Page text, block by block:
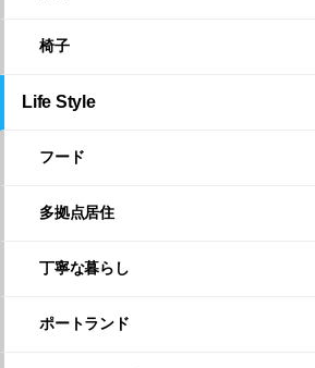
椅子
Life Style
フード
多拠点居住
丁寧な暮らし
ポートランド